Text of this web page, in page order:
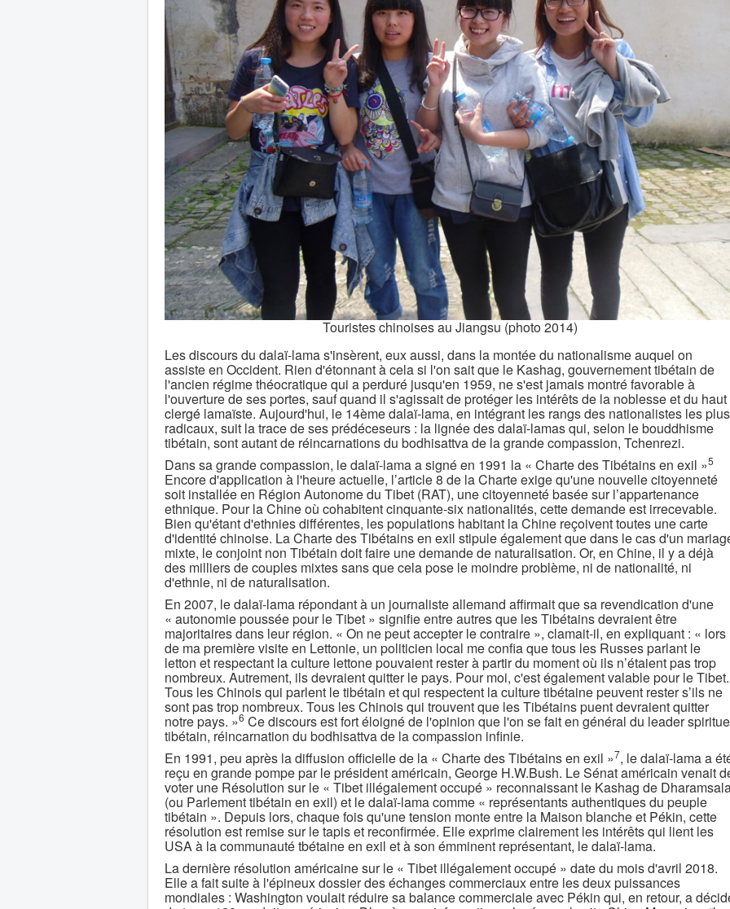
Touristes chinoises au Jiangsu (photo 2014)
Les discours du dalaï-lama s'insèrent, eux aussi, dans la montée du nationalisme auquel on
assiste en Occident. Rien d'étonnant à cela si l'on sait que le Kashag, gouvernement tibétain de
l'ancien régime théocratique qui a perduré jusqu'en 1959, ne s'est jamais montré favorable à
l'ouverture de ses portes, sauf quand il s'agissait de protéger les intérêts de la noblesse et du haut
clergé lamaïste. Aujourd'hui, le 14ème dalaï-lama, en intégrant les rangs des nationalistes les plus
radicaux, suit la trace de ses prédéceseurs : la lignée des dalaï-lamas qui, selon le bouddhisme
tibétain, sont autant de réincarnations du bodhisattva de la grande compassion, Tchenrezi.
Dans sa grande compassion, le dalaï-lama a signé en 1991 la « Charte des Tibétains en exil »5
Encore d'application à l'heure actuelle, l’article 8 de la Charte exige qu'une nouvelle citoyenneté
soit installée en Région Autonome du Tibet (RAT), une citoyenneté basée sur l’appartenance
ethnique. Pour la Chine où cohabitent cinquante-six nationalités, cette demande est irrecevable.
Bien qu'étant d'ethnies différentes, les populations habitant la Chine reçoivent toutes une carte
d'identité chinoise. La Charte des Tibétains en exil stipule également que dans le cas d'un
mixte, le conjoint non Tibétain doit faire une demande de naturalisation. Or, en Chine, il y a déjà
des milliers de couples mixtes sans que cela pose le moindre problème, ni de nationalité, ni
d'ethnie, ni de naturalisation.
En 2007, le dalaï-lama répondant à un journaliste allemand affirmait que sa revendication d'une
« autonomie poussée pour le Tibet » signifie entre autres que les Tibétains devraient être
majoritaires dans leur région. « On ne peut accepter le contraire », clamait-il, en expliquant : « lors
de ma première visite en Lettonie, un politicien local me confia que tous les Russes parlant le
letton et respectant la culture lettone pouvaient rester à partir du moment où ils n’étaient pas trop
nombreux. Autrement, ils devraient quitter le pays. Pour moi, c'est également valable pour le Tibet.
Tous les Chinois qui parlent le tibétain et qui respectent la culture tibétaine peuvent rester s’ils ne
sont pas trop nombreux. Tous les Chinois qui trouvent que les Tibétains puent devraient quitter
notre pays. »6 Ce discours est fort éloigné de l'opinion que l'on se fait en général du leader
tibétain, réincarnation du bodhisattva de la compassion infinie.
En 1991, peu après la diffusion officielle de la « Charte des Tibétains en exil »7, le dalaï-lama a
reçu en grande pompe par le président américain, George H.W.Bush. Le Sénat américain venait
voter une Résolution sur le « Tibet illégalement occupé » reconnaissant le Kashag de
(ou Parlement tibétain en exil) et le dalaï-lama comme « représentants authentiques du peuple
tibétain ». Depuis lors, chaque fois qu'une tension monte entre la Maison blanche et Pékin, cette
résolution est remise sur le tapis et reconfirmée. Elle exprime clairement les intérêts qui lient les
USA à la communauté tbétaine en exil et à son émminent représentant, le dalaï-lama.
La dernière résolution américaine sur le « Tibet illégalement occupé » date du mois d'avril 2018.
Elle a fait suite à l'épineux dossier des échanges commerciaux entre les deux puissances
mondiales : Washington voulait réduire sa balance commerciale avec Pékin qui, en retour, a